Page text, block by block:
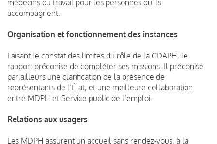
médecins du travail pour les personnes qu’ils
accompagnent.
Organisation et fonctionnement des instances
Faisant le constat des limites du rôle de la CDAPH, le
rapport préconise de compléter ses missions. Il préconise
par ailleurs une clarification de la présence de
représentants de l’État, et une meilleure collaboration
entre MDPH et Service public de l’emploi.
Relations aux usagers
Les MDPH assurent un accueil sans rendez-vous, à la